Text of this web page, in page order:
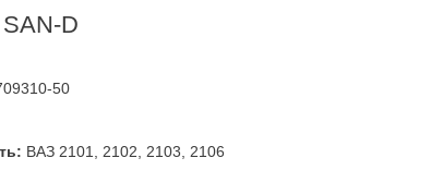
D
50
ВАЗ 2101, 2102, 2103, 2106